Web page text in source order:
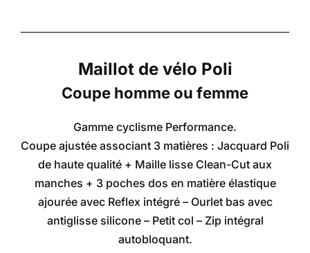
Maillot de vélo Poli
Coupe homme ou femme
Gamme cyclisme Performance.
Coupe ajustée associant 3 matières : Jacquard Poli
de haute qualité + Maille lisse Clean-Cut aux
manches + 3 poches dos en matière élastique
ajourée avec Reflex intégré – Ourlet bas avec
antiglisse silicone – Petit col – Zip intégral
autobloquant.